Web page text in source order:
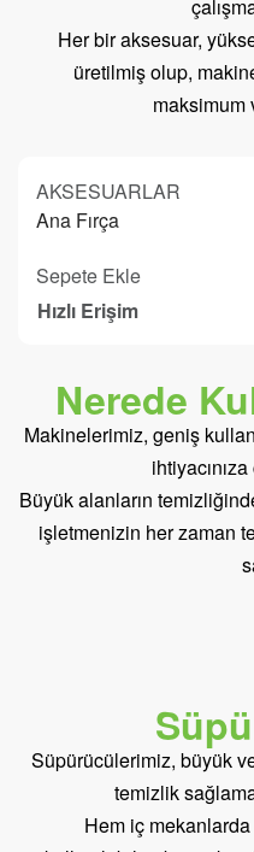
Her bir aksesuar,
üretilmiş olup,
maksimum
AKSESUARLAR
Ana Fırça
Sepete Ekle
Hızlı Erişim
Nerede
Makinelerimiz, geniş
Büyük alanların
işletmenizin her zaman
Süpürücülerimiz, büyük
temizlik
Hem iç